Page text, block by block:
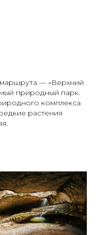
— «Верхний
природный парк.
комплекса
растения